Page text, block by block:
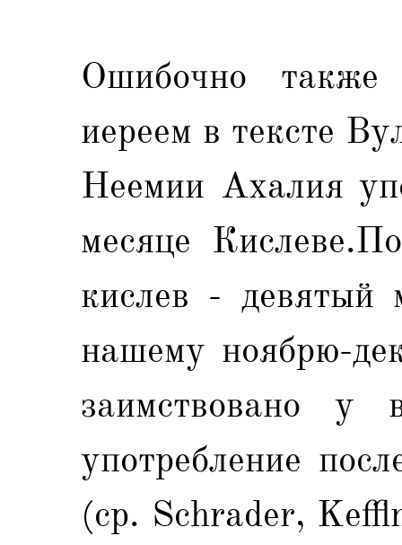
Ошибочно также
иереем в тексте
Неемии Ахалия
месяце
кислев - девятый
нашему ноябрю-
заимствовано
употребление
(ср. Schrader,